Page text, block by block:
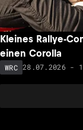
Kleines Rallye-
einen Corolla
WRC 28.07.2026 -